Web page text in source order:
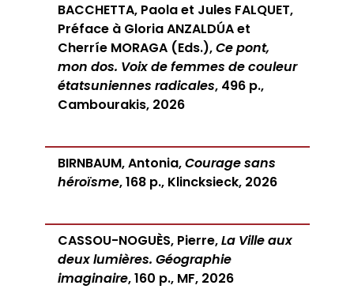
BACCHETTA, Paola et Jules FALQUET,
Préface à Gloria ANZALDÚA et
Cherríe MORAGA (Eds.),Ce pont,
mon dos. Voix de femmes de couleur
étatsuniennes radicales, 496 p.,
Cambourakis, 2026
BIRNBAUM, Antonia,Courage sans
héroïsme, 168 p., Klincksieck, 2026
CASSOU-NOGUÈS, Pierre,La Ville aux
deux lumières. Géographie
imaginaire, 160 p., MF, 2026